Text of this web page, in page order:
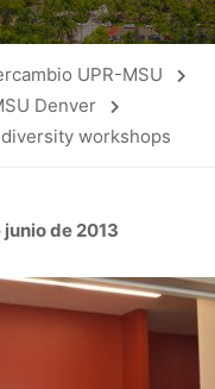
UPR-MSU
Denver
workshops
de 2013